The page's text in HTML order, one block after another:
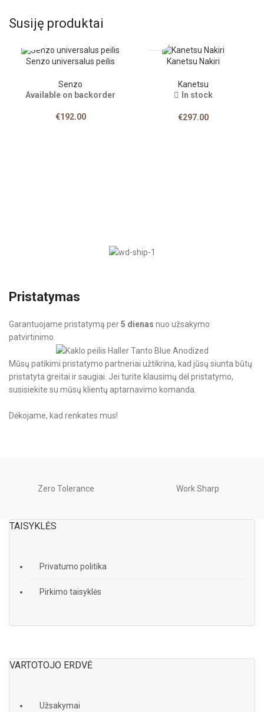
Susiję produktai
Senzo universalus peilis
Senzo
Available on backorder
€192.00
Kanetsu Nakiri
Kanetsu
In stock
€297.00
Pristatymas
Garantuojame pristatymą per5 dienas nuo užsakymo
patvirtinimo.
Mūsų patikimi pristatymo partneriai užtikrina, kad jūsų siunta būtų
pristatyta greitai ir saugiai. Jei turite klausimų dėl pristatymo,
susisiekite su mūsų klientų aptarnavimo komanda.
Dėkojame, kad renkates mus!
Zero Tolerance Work Sharp
TAISYKLĖS
Privatumo politika
Pirkimo taisyklės
VARTOTOJO ERDVĖ
Užsakymai